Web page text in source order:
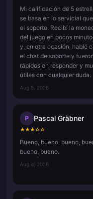
Mi calificación de 5
se basa en lo servicial
el soporte. Recibí la
del juego en pocos
y, en otra ocasión, hablé
el chat de soporte y fueron
rápidos en responder y
útiles con cualquier duda.
Aug 5, 2026
P Pascal Gräbner
★★★☆☆
Bueno, bueno, bueno,
bueno, bueno.
Aug 4, 2026